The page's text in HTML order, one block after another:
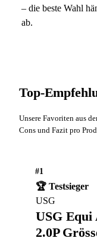
– die beste Wahl
ab.
Top-
Unsere Favoriten aus
Cons und Fazit pro
#1
🏆 Testsieger
USG
USG Equi
2.0P